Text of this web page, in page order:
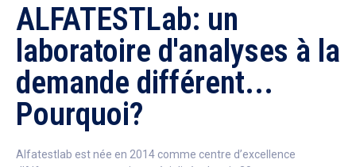
ALFATESTLab: un
laboratoire d'analyses à la
demande différent...
Pourquoi?
Alfatestlab est née en 2014 comme centre d’excellence